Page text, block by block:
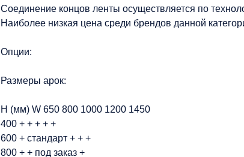
Соединение концов ленты осуществляется по
Наиболее низкая цена среди брендов данной
Опции:
Размеры арок:
H (мм) W 650 800 1000 1200 1450
400 + + + + +
600 + стандарт + + +
800 + + под заказ +